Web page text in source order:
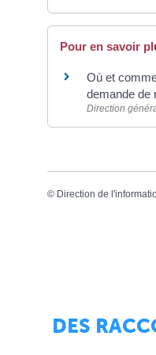
Pour en savoir
Où et
demande de
Direction
© Direction de
DES